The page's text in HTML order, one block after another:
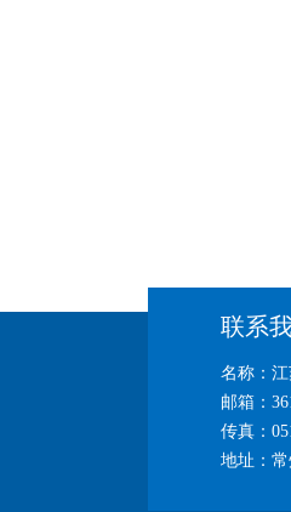
联系
名称：
邮箱：
传真：
地址：